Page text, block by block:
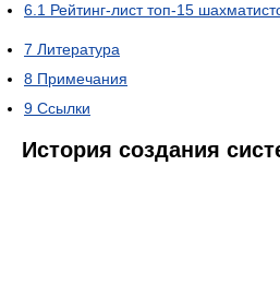
6.1 Рейтинг-лист топ-15
7 Литература
8 Примечания
9 Ссылки
История создания